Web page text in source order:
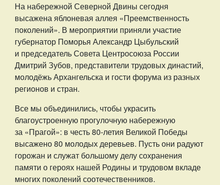
На набережной Северной Двины сегодня
высажена яблоневая аллея «Преемственность
поколений». В мероприятии приняли участие
губернатор Поморья Александр Цыбульский
и председатель Совета Центросоюза России
Дмитрий Зубов, представители трудовых династий,
молодёжь Архангельска и гости форума из разных
регионов и стран.
Все мы объединились, чтобы украсить
благоустроенную прогулочную набережную
за «Прагой»: в честь 80-летия Великой Победы
высажено 80 молодых деревьев. Пусть они радуют
горожан и служат большому делу сохранения
памяти о героях нашей Родины и трудовом вкладе
многих поколений соотечественников.